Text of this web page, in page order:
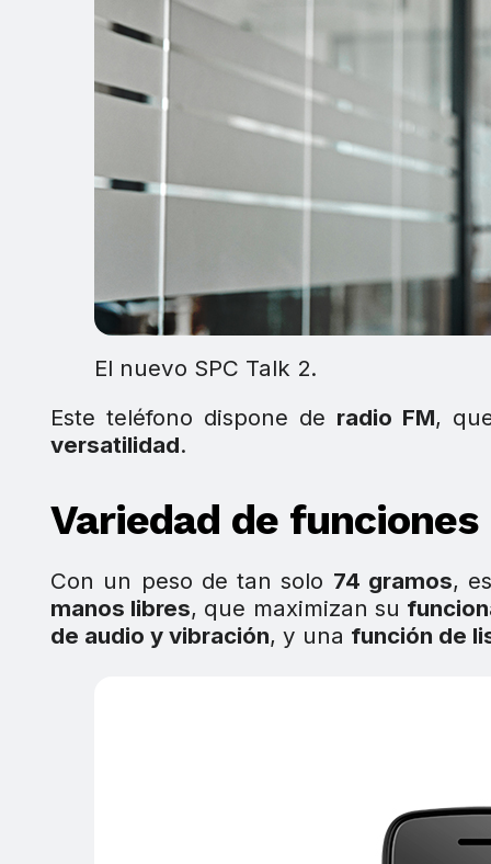
El nuevo SPC Talk 2.
Este teléfono dispone de radio FM,
versatilidad.
Variedad de
Con un peso de tan solo 74 gramos,
manos libres, que maximizan su
de audio y vibración, y una función de